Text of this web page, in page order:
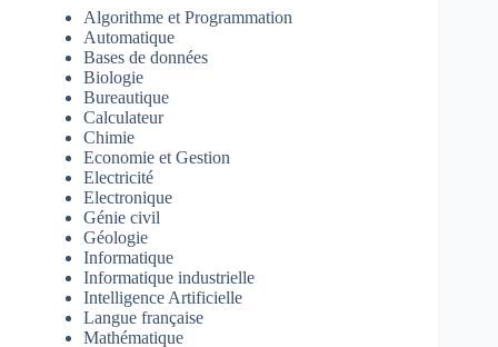
Algorithme et Programmation
Automatique
Bases de données
Biologie
Bureautique
Calculateur
Chimie
Economie et Gestion
Electricité
Electronique
Génie civil
Géologie
Informatique
Informatique industrielle
Intelligence Artificielle
Langue française
Mathématique